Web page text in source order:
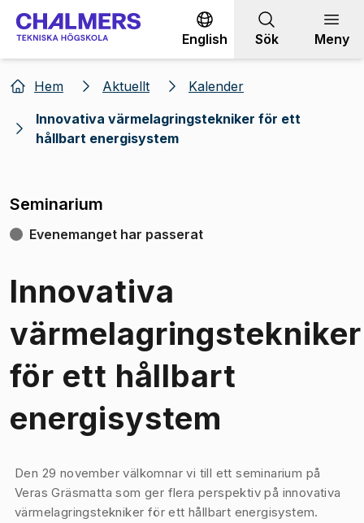
Gå till innehållet
English Sök Meny
Hem Aktuellt
Kalender
Innovativa värmelagringstekniker för ett
hållbart energisystem
Seminarium
Evenemanget har passerat
Innovativa
värmelagringstekniker
för ett hållbart
energisystem
Bild 1 av 1
Den 29 november välkomnar vi till ett seminarium på
Veras Gräsmatta som ger flera perspektiv på innovativa
värmelagringstekniker för ett hållbart energisystem.